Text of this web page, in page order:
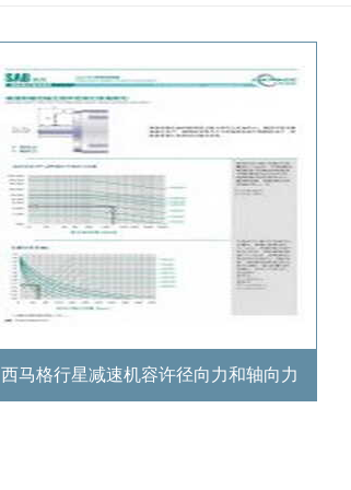
西马格行星减速机容许径向力和轴向力